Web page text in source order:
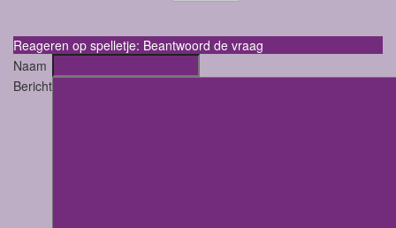
Reageren op spelletje: Beantwoord de vraag
Naam
Bericht